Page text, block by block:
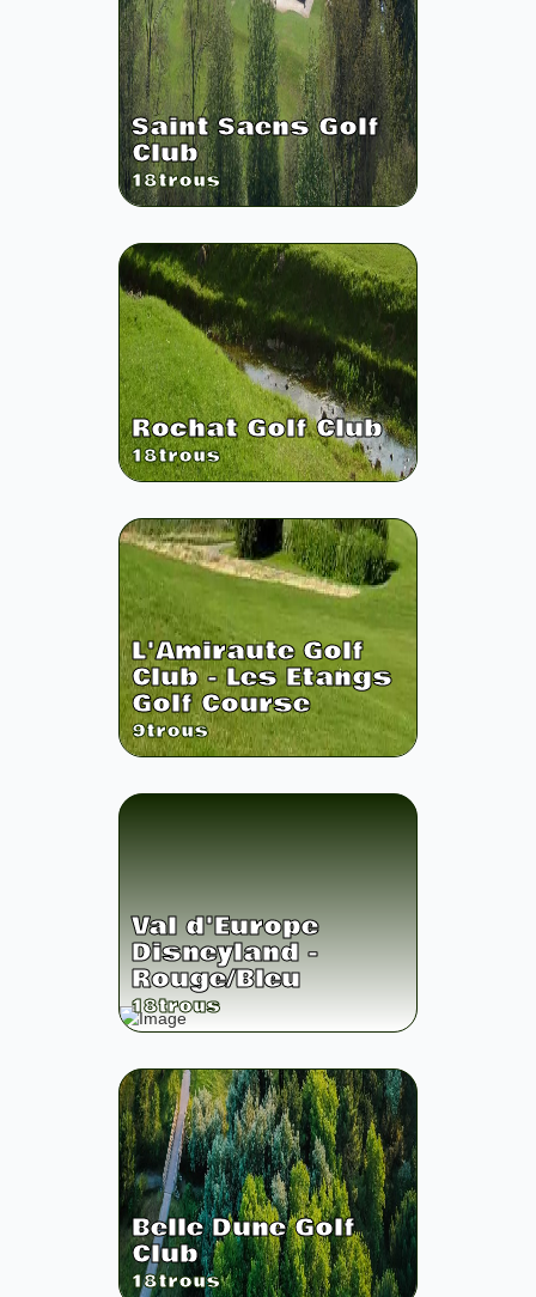
Saint Saens Golf
Club
18trous
Rochat Golf Club
18trous
L'Amiraute Golf
Club - Les Etangs
Golf Course
9trous
Val d'Europe
Disneyland -
Rouge/Bleu
18trous
Belle Dune Golf
Club
18trous